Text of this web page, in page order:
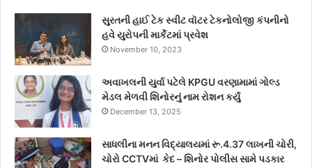
સુરતની હાઈ ટેક સ્વીટ વૉટર ટેકનોલોજી કંપનીનો
હવે યુરોપની માર્કેટમાં પ્રવેશ
November 10, 2023
અવાખલની યુર્વા પટેલે KPGU વરણામામાં ગોલ્ડ
મેડલ મેળવી શિનોરનું નામ રોશન કર્યું
December 13, 2025
સાધલીના મનન વિદ્યાલયમાં રૂ.4.37 લાખની ચોરી,
ચોરો CCTVમાં કેદ – શિનોર પોલીસ સામે પડકાર